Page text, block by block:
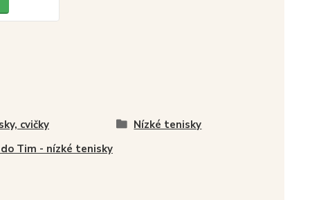
cvičky
Nízké tenisky
Tim - nízké tenisky